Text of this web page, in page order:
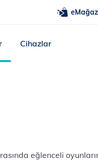
Cihazlar
eğlenceli